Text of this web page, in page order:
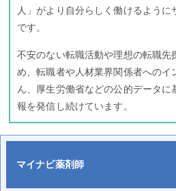
人」がより自分らしく働けるように
です。
不安のない転職活動や理想の転職先
め、転職者や人材業界関係者へのイ
ん、厚生労働省などの公的データ
報を発信し続けています。
マイナビ薬剤師